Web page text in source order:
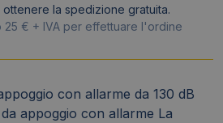
allarmata
YYEC/200/DB2
la spedizione gratuita.
25 € + IVA per effettuare l'ordine
con allarme da 130 dB
appoggio con allarme La